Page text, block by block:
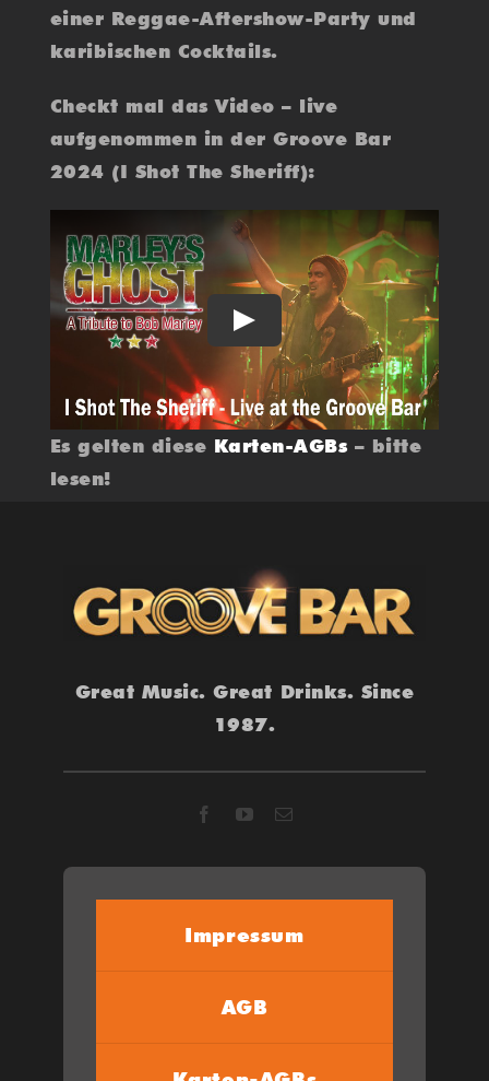
einer Reggae-Aftershow-Party und
karibischen Cocktails.
Checkt mal das Video – live
aufgenommen in der Groove Bar
2024 (I Shot The Sheriff):
Play
Es gelten diese Karten-AGBs – bitte
lesen!
Great Music. Great Drinks. Since
1987.
Impressum
AGB